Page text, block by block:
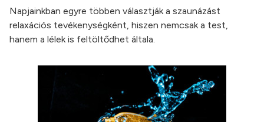
Napjainkban egyre többen választják a szaunázást
relaxációs tevékenységként, hiszen nemcsak a test,
hanem a lélek is feltöltődhet általa.